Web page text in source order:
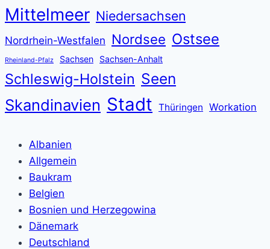
Mittelmeer Niedersachsen
Nordrhein-Westfalen Nordsee Ostsee
Rheinland-Pfalz Sachsen Sachsen-Anhalt
Schleswig-Holstein Seen
Skandinavien Stadt Thüringen Workation
Albanien
Allgemein
Baukram
Belgien
Bosnien und Herzegowina
Dänemark
Deutschland